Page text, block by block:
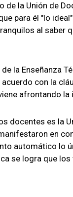
de la Unión de
para él "lo
al saber
la Enseñanza
con la
afrontando
docentes es la
en
automático lo
se logra que